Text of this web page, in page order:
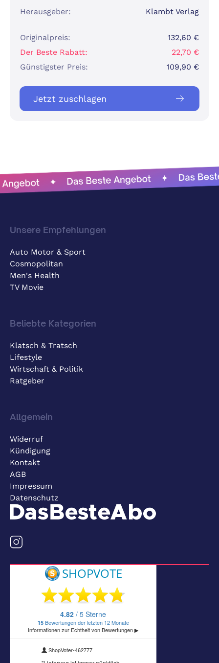
Herausgeber:
Klambt Verlag
Originalpreis:
132,60 €
Der Beste Rabatt:
22,70 €
Günstigster Preis:
109,90 €
Jetzt zuschlagen
Unsere Empfehlungen
Auto Motor & Sport
Cosmopolitan
Men's Health
TV Movie
Beliebte Kategorien
Klatsch & Tratsch
Lifestyle
Wirtschaft & Politik
Ratgeber
Allgemein
Widerruf
Kündigung
Kontakt
AGB
Impressum
Datenschutz